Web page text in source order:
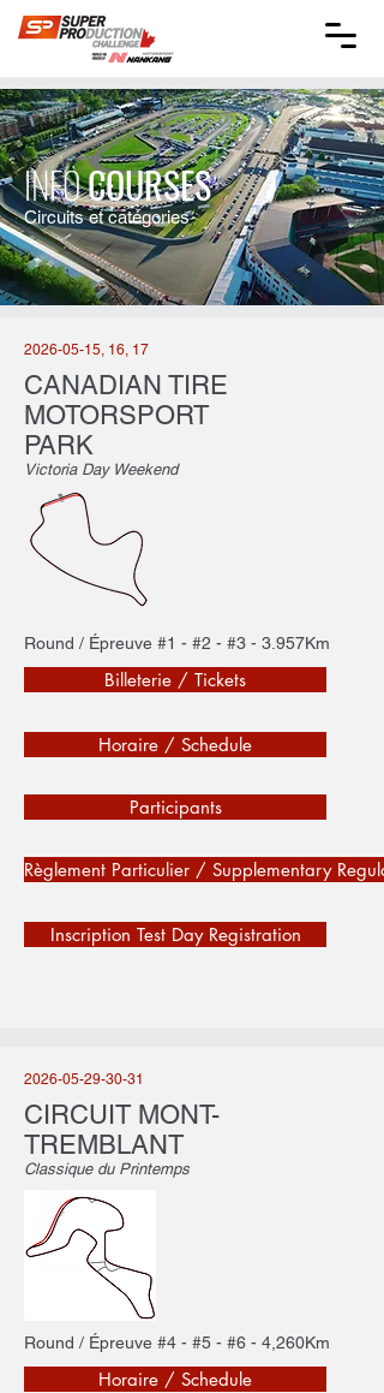
INFOCOURSES
Circuits et catégories
2026-05-15, 16, 17
CANADIAN TIRE
MOTORSPORT
PARK
Victoria Day Weekend
Round / Épreuve #1 - #2 - #3 - 3.957Km
Billeterie / Tickets
Horaire / Schedule
Participants
Règlement Particulier / Supplementary
Inscription Test Day Registration
2026-05-29-30-31
CIRCUIT MONT-
TREMBLANT
Classique du Printemps
Round / Épreuve #4 - #5 - #6 - 4,260Km
Horaire / Schedule